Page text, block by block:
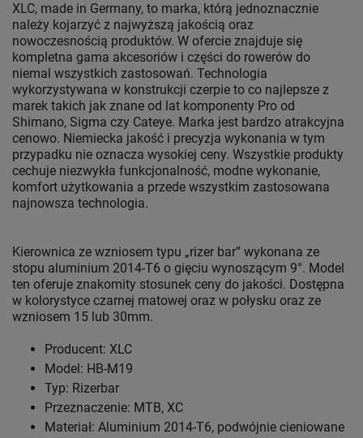
XLC, made in Germany, to marka, którą jednoznacznie
należy kojarzyć z najwyższą jakością oraz
nowoczesnością produktów. W ofercie znajduje się
kompletna gama akcesoriów i części do rowerów do
niemal wszystkich zastosowań. Technologia
wykorzystywana w konstrukcji czerpie to co najlepsze z
marek takich jak znane od lat komponenty Pro od
Shimano, Sigma czy Cateye. Marka jest bardzo atrakcyjna
cenowo. Niemiecka jakość i precyzja wykonania w tym
przypadku nie oznacza wysokiej ceny. Wszystkie produkty
cechuje niezwykła funkcjonalność, modne wykonanie,
komfort użytkowania a przede wszystkim zastosowana
najnowsza technologia.
Kierownica ze wzniosem typu „rizer bar” wykonana ze
stopu aluminium 2014-T6 o gięciu wynoszącym 9°. Model
ten oferuje znakomity stosunek ceny do jakości. Dostępna
w kolorystyce czarnej matowej oraz w połysku oraz ze
wzniosem 15 lub 30mm.
Producent: XLC
Model: HB-M19
Typ: Rizerbar
Przeznaczenie: MTB, XC
Materiał: Aluminium 2014-T6, podwójnie cieniowane